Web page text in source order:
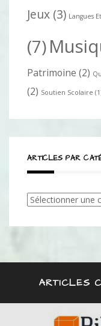
Jeux (3) Langues
(7)
Patrimoine (2)
(2) Soutien Scolaire
ARTICLES PAR
Articles
ARTICLES